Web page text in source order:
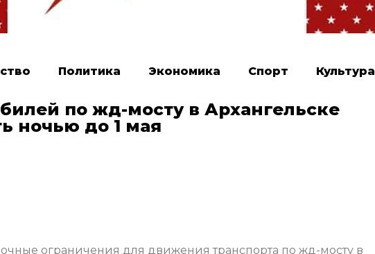
Политика Экономика Спорт Культура
по жд-мосту в Архангельске
ночью до 1 мая
ограничения для движения транспорта по жд-мосту в